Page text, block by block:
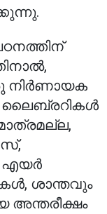
നിർണായക
ലൈബ്രറികൾ
എയർ
ശാന്തവും
അന്തരീക്ഷം